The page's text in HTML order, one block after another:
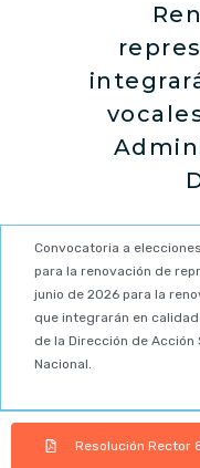
Convocatoria a
para la renovación de
junio de 2026 para la
que integrarán en
de la Dirección de
Nacional.
Resolución Rector